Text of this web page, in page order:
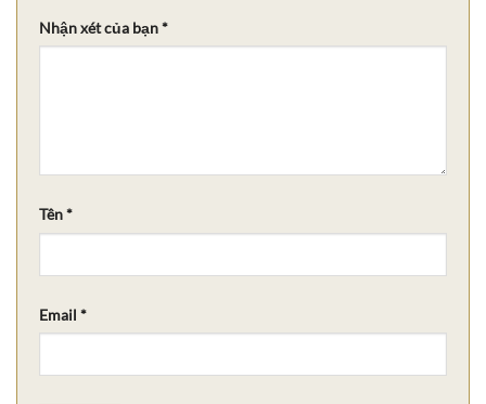
Nhận xét của bạn*
Tên*
Email *